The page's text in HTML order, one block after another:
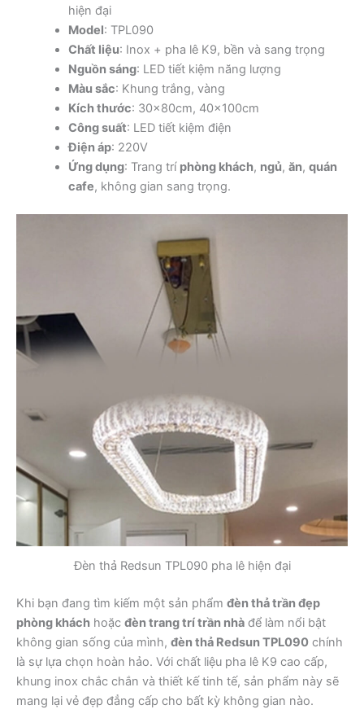
hiện đại
Model: TPL090
Chất liệu: Inox + pha lê K9, bền và sang trọng
Nguồn sáng: LED tiết kiệm năng lượng
Màu sắc: Khung trắng, vàng
Kích thước: 30x80cm, 40x100cm
Công suất: LED tiết kiệm điện
Điện áp: 220V
Ứng dụng: Trang trí phòng khách, ngủ, ăn, quán
cafe, không gian sang trọng.
Đèn thả Redsun TPL090 pha lê hiện đại
Khi bạn đang tìm kiếm một sản phẩm đèn thả trần đẹp
phòng khách hoặc đèn trang trí trần nhà để làm nổi bật
không gian sống của mình, đèn thả Redsun TPL090 chính
là sự lựa chọn hoàn hảo. Với chất liệu pha lê K9 cao cấp,
khung inox chắc chắn và thiết kế tinh tế, sản phẩm này sẽ
mang lại vẻ đẹp đẳng cấp cho bất kỳ không gian nào.